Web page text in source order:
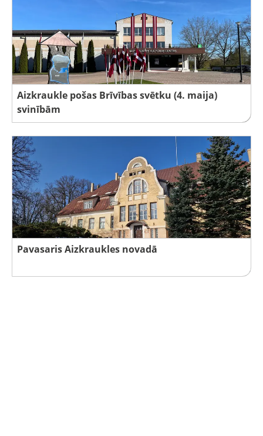
Aizkraukle pošas Brīvības svētku (4. maija)
svinībām
Pavasaris Aizkraukles novadā